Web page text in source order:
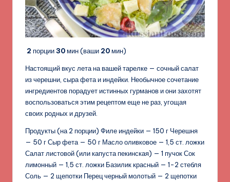
2 порции30мин (ваши 20мин)
Настоящий вкус лета на вашей тарелке — сочный салат
из черешни, сыра фета и индейки. Необычное сочетание
ингредиентов порадует истинных гурманов и они захотят
воспользоваться этим рецептом еще не раз, угощая
своих родных и друзей.
Продукты (на 2 порции) Филе индейки — 150 г Черешня
— 50 г Сыр фета — 50 г Масло оливковое — 1,5 ст. ложки
Салат листовой (или капуста пекинская) — 1 пучок Сок
лимонный — 1,5 ст. ложки Базилик красный — 1-2 стебля
Соль — 2 щепотки Перец черный молотый — 2 щепотки